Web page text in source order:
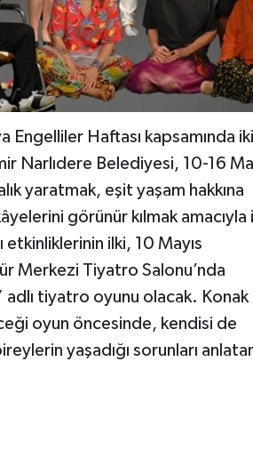
Engelliler Haftası kapsamında iki
Narlıdere Belediyesi, 10-16
yaratmak, eşit yaşam hakkına
görünür kılmak amacıyla
ilki, 10 Mayıs
Merkezi Tiyatro Salonu’nda
adlı tiyatro oyunu olacak. Konak
oyun öncesinde, kendisi de
yaşadığı sorunları